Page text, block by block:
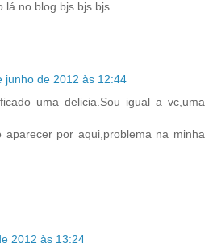
lá no blog bjs bjs bjs
junho de 2012 às 12:44
uma delicia.Sou igual a vc,uma
aparecer por aqui,problema na minha
2012 às 13:24